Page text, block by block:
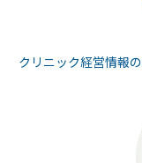
クリニック経営情報の